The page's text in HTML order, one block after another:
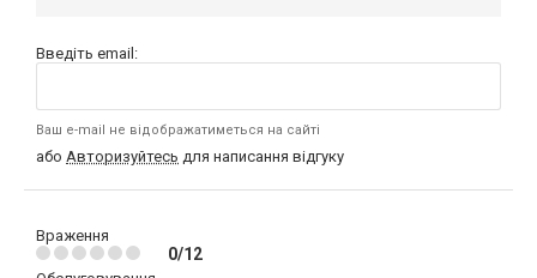
Введіть email:
Ваш e-mail не відображатиметься на сайті
або Авторизуйтесь для написання відгуку
Враження
0/12